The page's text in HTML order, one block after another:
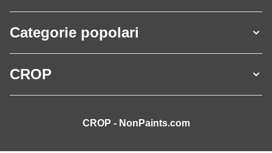
Categorie popolari
CROP
CROP - NonPaints.com